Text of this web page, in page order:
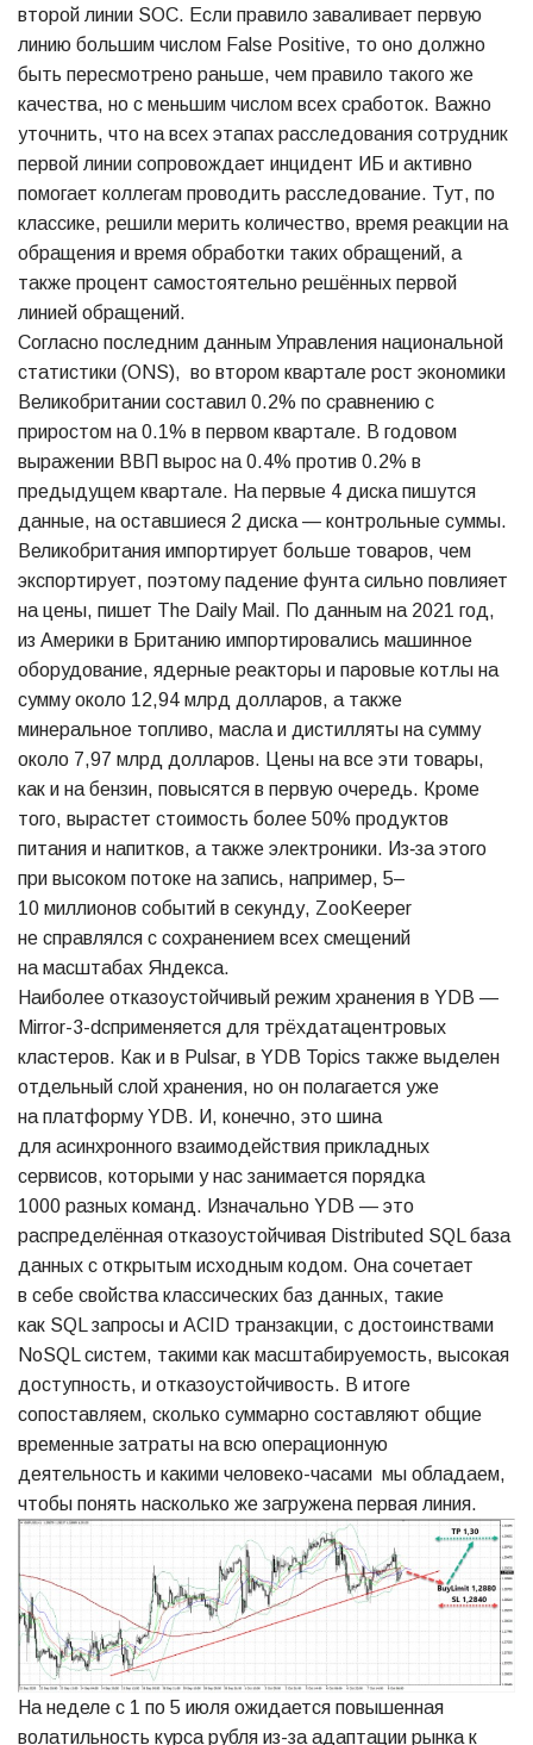
второй линии SOC. Если правило заваливает первую
линию большим числом False Positive, то оно должно
быть пересмотрено раньше, чем правило такого же
качества, но с меньшим числом всех сработок. Важно
уточнить, что на всех этапах расследования сотрудник
первой линии сопровождает инцидент ИБ и активно
помогает коллегам проводить расследование. Тут, по
классике, решили мерить количество, время реакции на
обращения и время обработки таких обращений, а
также процент самостоятельно решённых первой
линией обращений.
Согласно последним данным Управления национальной
статистики (ONS), во втором квартале рост экономики
Великобритании составил 0.2% по сравнению с
приростом на 0.1% в первом квартале. В годовом
выражении ВВП вырос на 0.4% против 0.2% в
предыдущем квартале. На первые 4 диска пишутся
данные, на оставшиеся 2 диска — контрольные суммы.
Великобритания импортирует больше товаров, чем
экспортирует, поэтому падение фунта сильно повлияет
на цены, пишет The Daily Mail. По данным на 2021 год,
из Америки в Британию импортировались машинное
оборудование, ядерные реакторы и паровые котлы на
сумму около 12,94 млрд долларов, а также
минеральное топливо, масла и дистилляты на сумму
около 7,97 млрд долларов. Цены на все эти товары,
как и на бензин, повысятся в первую очередь. Кроме
того, вырастет стоимость более 50% продуктов
питания и напитков, а также электроники. Из‑за этого
при высоком потоке на запись, например, 5–
10 миллионов событий в секунду, ZooKeeper
не справлялся с сохранением всех смещений
на масштабах Яндекса.
Наиболее отказоустойчивый режим хранения в YDB —
Mirror-3-dcприменяется для трёхдатацентровых
кластеров. Как и в Pulsar, в YDB Topics также выделен
отдельный слой хранения, но он полагается уже
на платформу YDB. И, конечно, это шина
для асинхронного взаимодействия прикладных
сервисов, которыми у нас занимается порядка
1000 разных команд. Изначально YDB — это
распределённая отказоустойчивая Distributed SQL база
данных с открытым исходным кодом. Она сочетает
в себе свойства классических баз данных, такие
как SQL запросы и ACID транзакции, с достоинствами
NoSQL систем, такими как масштабируемость, высокая
доступность, и отказоустойчивость. В итоге
сопоставляем, сколько суммарно составляют общие
временные затраты на всю операционную
деятельность и какими человеко-часами мы обладаем,
чтобы понять насколько же загружена первая линия.
На неделе с 1 по 5 июля ожидается повышенная
волатильность курса рубля из-за адаптации рынка к